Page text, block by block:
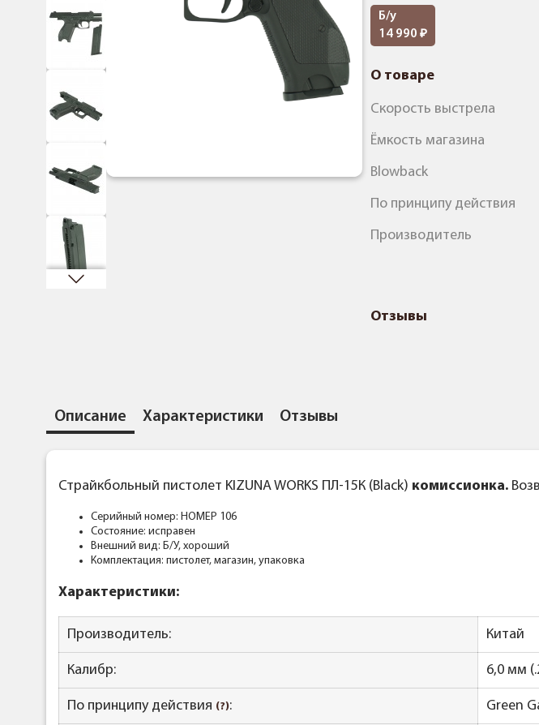
Б/у
14 990
О товаре
Скорость выстрела
Ёмкость магазина
Blowback
По принципу действия
Производитель
Отзывы
Описание Характеристики Отзывы
Страйкбольный пистолет KIZUNA WORKS ПЛ-15К (Black) комиссионка.
Серийный номер: НОМЕР 106
Состояние: исправен
Внешний вид: Б/У, хороший
Комплектация: пистолет, магазин, упаковка
Характеристики:
Производитель: Китай
Калибр: 6,0 мм
По принципу действия (?): Green